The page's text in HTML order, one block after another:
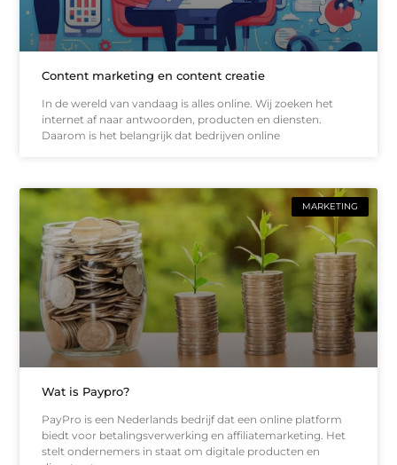
Content marketing en content creatie
In de wereld van vandaag is alles online. Wij zoeken het
internet af naar antwoorden, producten en diensten.
Daarom is het belangrijk dat bedrijven online
MARKETING
Wat is Paypro?
PayPro is een Nederlands bedrijf dat een online platform
biedt voor betalingsverwerking en affiliatemarketing. Het
stelt ondernemers in staat om digitale producten en